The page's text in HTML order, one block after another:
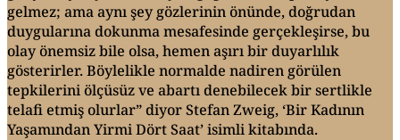
gelmez; ama aynı şey gözlerinin önünde, doğrudan
duygularına dokunma mesafesinde gerçekleşirse, bu
olay önemsiz bile olsa, hemen aşırı bir duyarlılık
gösterirler. Böylelikle normalde nadiren görülen
tepkilerini ölçüsüz ve abartı denebilecek bir sertlikle
telafi etmiş olurlar” diyor Stefan Zweig, ‘Bir Kadının
Yaşamından Yirmi Dört Saat’ isimli kitabında.